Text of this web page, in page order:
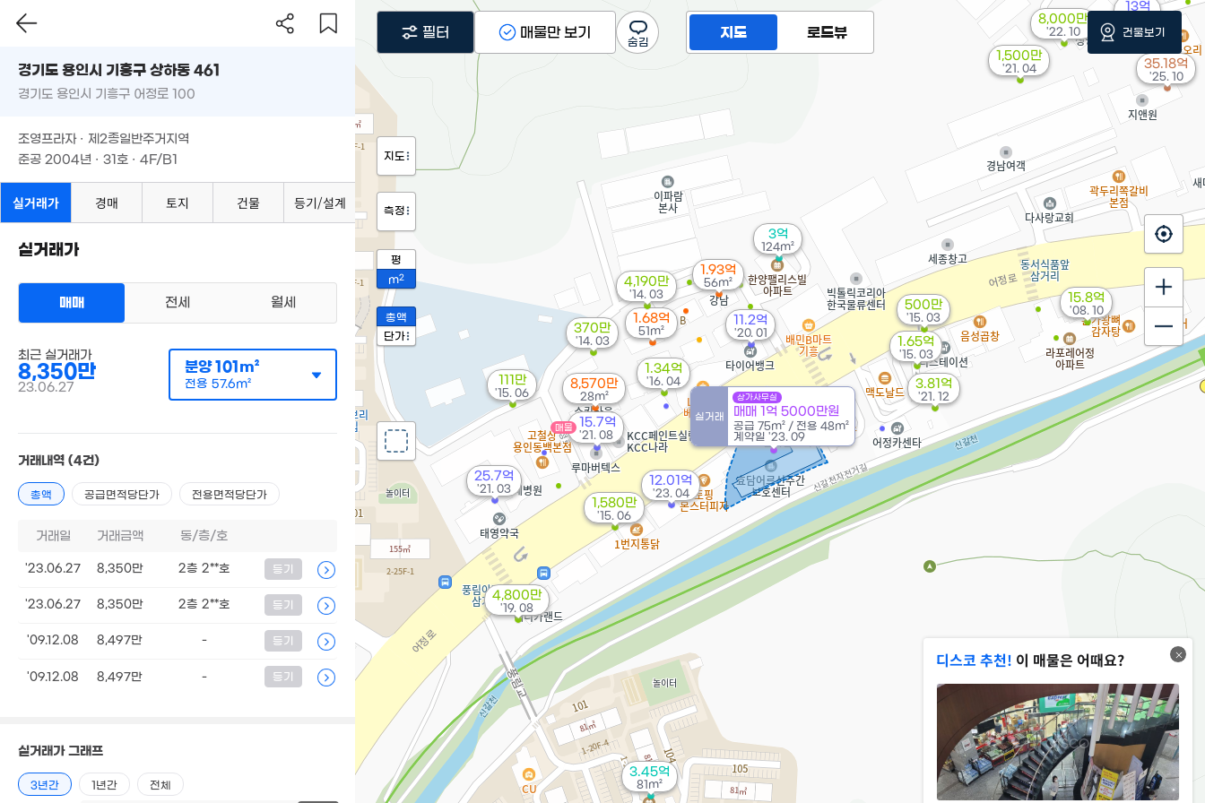
3.45억
81m²
1.68억
51m²
35.18억
'25. 10
1.93억
56m²
15.7억
'21. 08
매물
실거래
상가사무실
매매 1억 5000만원
공급 75m² / 전용 48m²
계약일 '23. 09
8,570만
28m²
12.01억
'23. 04
8,000만
'22. 10
3.81억
'21. 12
3억
124m²
1,500만
'21. 04
25.7억
'21. 03
13억
11.2억
'20. 01
4,800만
'19. 08
1.34억
'16. 04
111만
'15. 06
1,580만
'15. 06
1.65억
'15. 03
500만
'15. 03
370만
'14. 03
4,190만
'14. 03 15.8억
'08. 10
디스코 추천! 이 매물은 어때요?
지도 로드뷰
지도
측정
평
m2
총액
단가
필터 매물만 보기 건물보기
경기도 용인시 기흥구 상하동 461
경기도 용인시 기흥구 어정로 100
조영프라자 · 제2종일반주거지역
준공 2004년 · 31호 · 4F/B1
실거래가 경매 토지 건물 등기/설계
실거래가
매매 전세 월세
최근 실거래가
8,350만
23.06.27
분양101m²
전용 57.6m²
거래내역 (4건)
총액 공급면적당단가 전용면적당단가
거래일 거래금액 동/층/호
'23.06.27 8,350만 2층 2**호 등기
'23.06.27 8,350만 2층 2**호 등기
'09.12.08 8,497만 - 등기
'09.12.08 8,497만 - 등기
실거래가 그래프
3년간 1년간 전체